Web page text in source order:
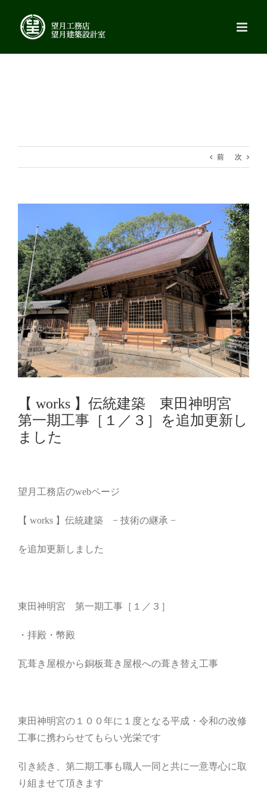
content
前 次
Larger
Image
【 works 】伝統建築 東田神明宮
第一期工事［１／３］を追加更新し
ました
望月工務店のwebページ
【 works 】伝統建築 − 技術の継承 −
を追加更新しました
東田神明宮 第一期工事［１／３］
・拝殿・幣殿
瓦葺き屋根から銅板葺き屋根への葺き替え工事
東田神明宮の１００年に１度となる平成・令和の改修
工事に携わらせてもらい光栄です
引き続き、第二期工事も職人一同と共に一意専心に取
り組ませて頂きます